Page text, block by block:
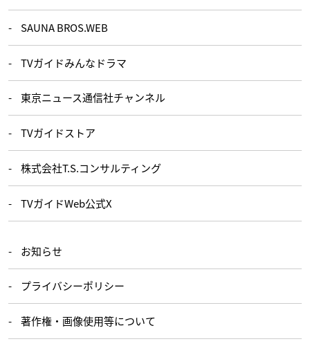
SAUNA BROS.WEB
TVガイドみんなドラマ
東京ニュース通信社チャンネル
TVガイドストア
株式会社T.S.コンサルティング
TVガイドWeb公式X
お知らせ
プライバシーポリシー
著作権・画像使用等について